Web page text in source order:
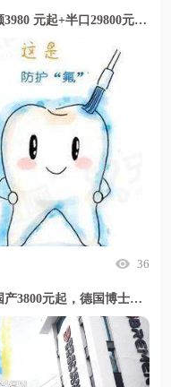
盐城平善口腔种植牙价格表贵吗？单颗3980 元起+半口29800元起+全口5万起，透明收费且门诊评价服务细致
36
遂宁布莱梅口腔种植牙价格贵不贵？国产3800元起，德国博士亲诊技术靠谱收费透明